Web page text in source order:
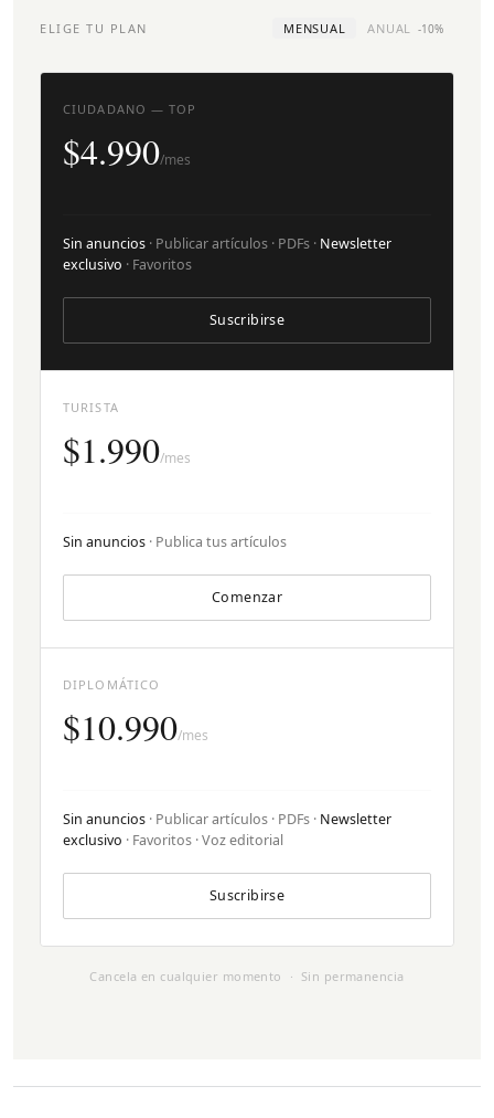
ELIGE TU PLAN MENSUAL ANUAL -10%
TURISTA
$1.990/mes
Sin anuncios · Publica tus artículos
Comenzar
CIUDADANO — TOP
$4.990/mes
Sin anuncios · Publicar artículos · PDFs · Newsletter
exclusivo · Favoritos
Suscribirse
DIPLOMÁTICO
$10.990/mes
Sin anuncios · Publicar artículos · PDFs · Newsletter
exclusivo · Favoritos · Voz editorial
Suscribirse
Cancela en cualquier momento · Sin permanencia